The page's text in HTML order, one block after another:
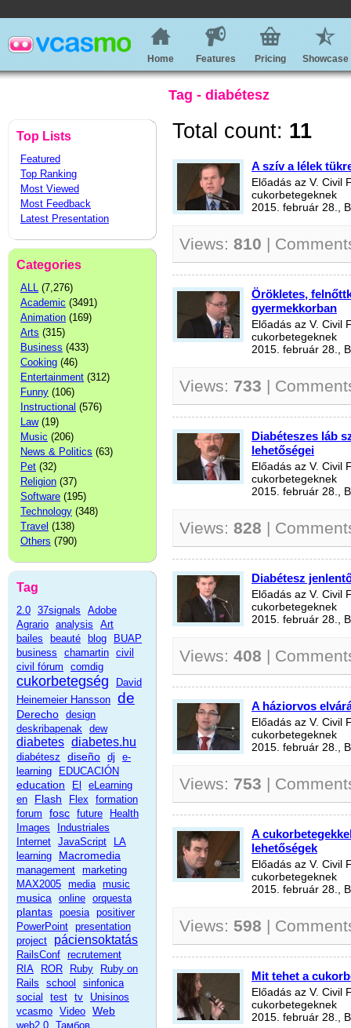
Home Features Pricing Showcase
Tag - diabétesz
Top Lists
Featured
Top Ranking
Most Viewed
Most Feedback
Latest Presentation
Categories
ALL (7,276)
Academic (3491)
Animation (169)
Arts (315)
Business (433)
Cooking (46)
Entertainment (312)
Funny (106)
Instructional (576)
Law(19)
Music (206)
News & Politics (63)
Pet (32)
Religion (37)
Software (195)
Technology (348)
Travel (138)
Others (790)
Tag
2.0 37signals
Adobe
Agrario analysis
Art
bailes
beauté blog
BUAP
business
chamartin civil
civil fórum
comdig
cukorbetegség
David
Heinemeier Hansson de
Derecho design
deskribapenak dew
diabetes diabetes.hu
diabétesz diseño dj
e-
learning
EDUCACIÓN
education El
eLearning
en
Flash Flex
formation
forum
fosc future
Health
Images
Industriales
Internet JavaScript
LA
learning
Macromedia
management marketing
MAX2005 media music
musica online orquesta
plantas poesia positiver
PowerPoint presentation
project
páciensoktatás
RailsConf recrutement
RIA
ROR Ruby
Ruby on
Rails
school
sinfonica
social
test tv
Unisinos
vcasmo Video Web
web2.0 Тамбов
Total count: 11
A szív a lélek
Előadás az V. Civil
cukorbetegeknek
2015. február 28.,
Views: 810 |
Örökletes,
gyermekkorban
Előadás az V. Civil
cukorbetegeknek
2015. február 28.,
Views: 733 |
Diabéteszes láb
lehetőségei
Előadás az V. Civil
cukorbetegeknek
2015. február 28.,
Views: 828 |
Diabétesz
Előadás az V. Civil
cukorbetegeknek
2015. február 28.,
Views: 408 |
A háziorvos
Előadás az V. Civil
cukorbetegeknek
2015. február 28.,
Views: 753 |
A
lehetőségek
Előadás az V. Civil
cukorbetegeknek
2015. február 28.,
Views: 598 |
Mit tehet a
Előadás az V. Civil
cukorbetegeknek
2015. február 28.,